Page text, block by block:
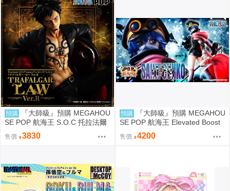
預購
『大師級』預購 MEGAHOU
SE POP 航海王 S.O.C 托拉法爾
加 羅 Ver.R
售價 3830
預購
『大師級』預購 MEGAHOU
SE POP 航海王 Elevated Boost
神領騎士團 曼麥亞 軍子宮
售價 4200